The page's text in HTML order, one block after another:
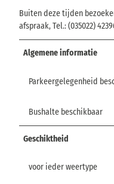
Buiten deze tijden
afspraak, Tel.: (035022)
Algemene informatie
Parkeergelegenheid
Bushalte beschikbaar
Geschiktheid
voor ieder weertype